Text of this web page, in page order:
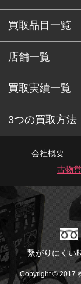
買取品目一覧
店舗一覧
買取実績一覧
3つの買取方法
会社概要
古物
繋がりにくい
Copyright © 2017